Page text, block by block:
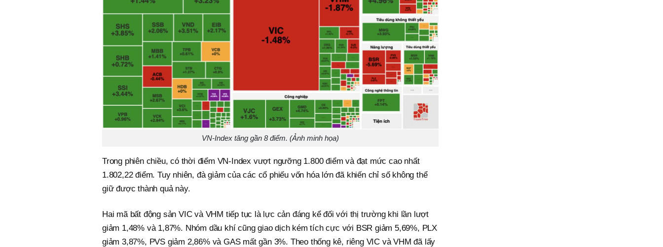
VN-Index tăng gần 8 điểm. (Ảnh minh họa)
Trong phiên chiều, có thời điểm VN-Index vượt ngưỡng 1.800 điểm và đạt mức cao nhất
1.802,22 điểm. Tuy nhiên, đà giảm của các cổ phiếu vốn hóa lớn đã khiến chỉ số không thể
giữ được thành quả này.
Hai mã bất động sản VIC và VHM tiếp tục là lực cản đáng kể đối với thị trường khi lần lượt
giảm 1,48% và 1,87%. Nhóm dầu khí cũng giao dịch kém tích cực với BSR giảm 5,69%, PLX
giảm 3,87%, PVS giảm 2,86% và GAS mất gần 3%. Theo thống kê, riêng VIC và VHM đã lấy